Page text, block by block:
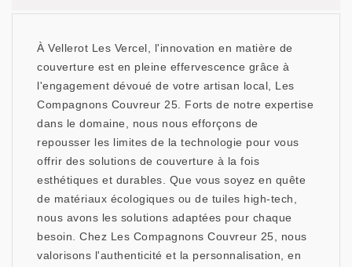
À Vellerot Les Vercel, l'innovation en matière de
couverture est en pleine effervescence grâce à
l'engagement dévoué de votre artisan local, Les
Compagnons Couvreur 25. Forts de notre expertise
dans le domaine, nous nous efforçons de
repousser les limites de la technologie pour vous
offrir des solutions de couverture à la fois
esthétiques et durables. Que vous soyez en quête
de matériaux écologiques ou de tuiles high-tech,
nous avons les solutions adaptées pour chaque
besoin. Chez Les Compagnons Couvreur 25, nous
valorisons l'authenticité et la personnalisation, en